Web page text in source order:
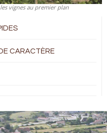
vignes au premier plan
CARACTÈRE